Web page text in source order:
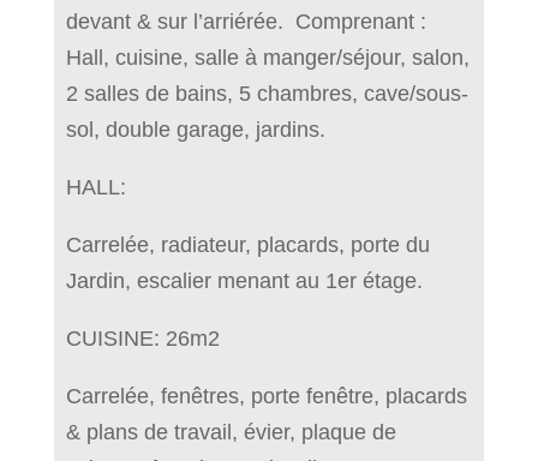
devant & sur l’arriérée. Comprenant :
Hall, cuisine, salle à manger/séjour, salon,
2 salles de bains, 5 chambres, cave/sous-
sol, double garage, jardins.
HALL:
Carrelée, radiateur, placards, porte du
Jardin, escalier menant au 1er étage.
CUISINE: 26m2
Carrelée, fenêtres, porte fenêtre, placards
& plans de travail, évier, plaque de